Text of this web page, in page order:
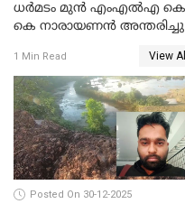
ധർമടം മുൻ എംഎല്‍എ കെ
കെ നാരായണന്‍ അന്തരിച്ചു
1 Min Read View All
Posted On 30-12-2025